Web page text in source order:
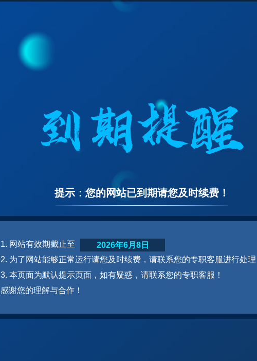
提示：您的网站已到期请您及时续费！
1. 网站有效期截止至
2. 为了网站能够正常运行请您及时续费，请联系您的专职客服进行处
3. 本页面为默认提示页面，如有疑惑，请联系您的专职客服！
感谢您的理解与合作！
2026年6月8日